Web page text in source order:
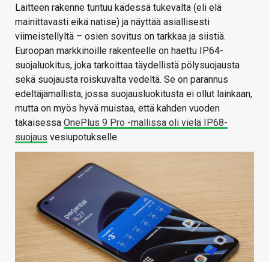
Laitteen rakenne tuntuu kädessä tukevalta (eli elä
mainittavasti eikä natise) ja näyttää asiallisesti
viimeistellyltä – osien sovitus on tarkkaa ja siistiä.
Euroopan markkinoille rakenteelle on haettu IP64-
suojaluokitus, joka tarkoittaa täydellistä pölysuojausta
sekä suojausta roiskuvalta vedeltä. Se on parannus
edeltäjämallista, jossa suojausluokitusta ei ollut lainkaan,
mutta on myös hyvä muistaa, että kahden vuoden
takaisessa OnePlus 9 Pro -mallissa oli vielä IP68-
suojaus vesiupotukselle.